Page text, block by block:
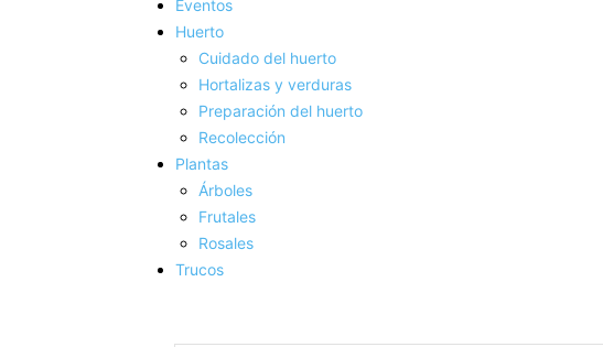
Eventos
Huerto
Cuidado del huerto
Hortalizas y verduras
Preparación del huerto
Recolección
Plantas
Árboles
Frutales
Rosales
Trucos